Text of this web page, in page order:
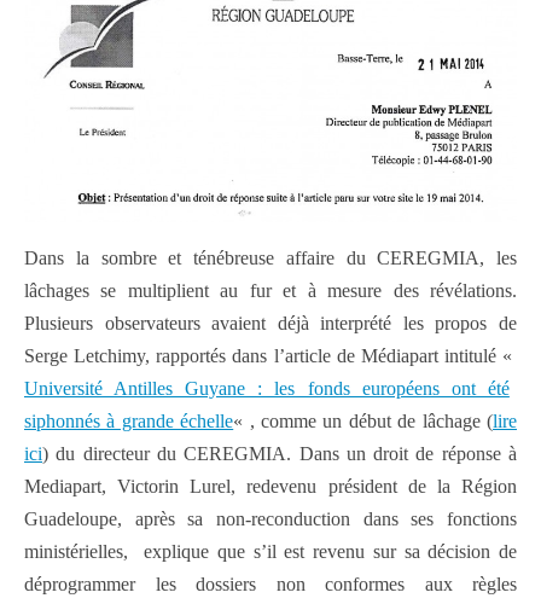
Dans la sombre et ténébreuse affaire du CEREGMIA, les
lâchages se multiplient au fur et à mesure des révélations.
Plusieurs observateurs avaient déjà interprété les propos de
Serge Letchimy, rapportés dans l’article de Médiapart intitulé «
Université Antilles Guyane : les fonds européens ont été
siphonnés à grande échelle« , comme un début de lâchage (lire
ici) du directeur du CEREGMIA. Dans un droit de réponse à
Mediapart, Victorin Lurel, redevenu président de la Région
Guadeloupe, après sa non-reconduction dans ses fonctions
ministérielles, explique que s’il est revenu sur sa décision de
déprogrammer les dossiers non conformes aux règles